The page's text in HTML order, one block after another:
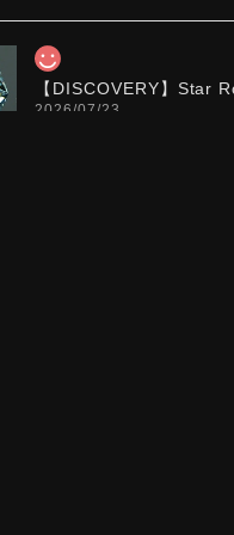
【DISCOVERY】
2026/07/23